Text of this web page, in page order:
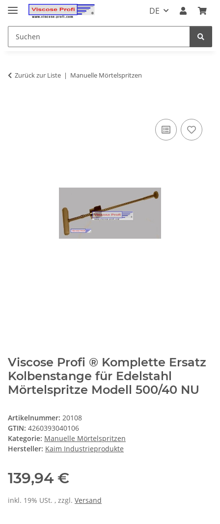
DE
Zurück zur Liste Manuelle Mörtelspritzen
Viscose Profi ® Komplette Ersatz
Kolbenstange für Edelstahl
Mörtelspritze Modell 500/40 NU
Artikelnummer: 20108
GTIN: 4260393040106
Kategorie: Manuelle Mörtelspritzen
Hersteller: Kaim Industrieprodukte
139,94 €
inkl. 19% USt. , zzgl. Versand